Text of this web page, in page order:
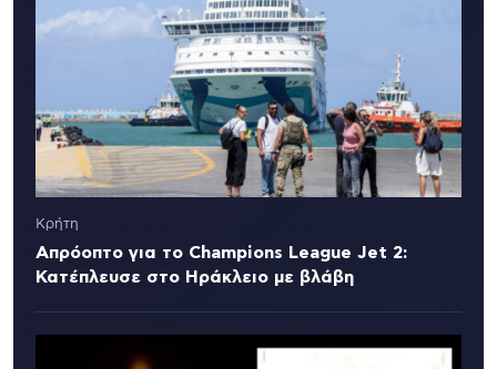
Κρήτη
Απρόοπτο για το Champions League Jet 2:
Κατέπλευσε στο Ηράκλειο με βλάβη